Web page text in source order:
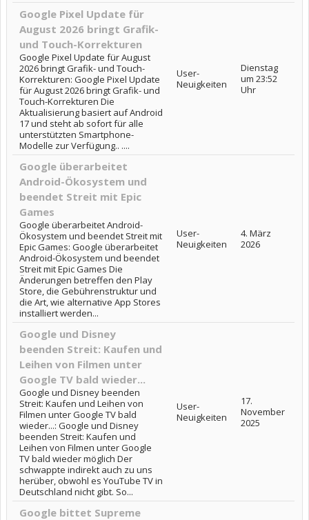
Google Pixel Update für
August 2026 bringt Grafik-
und Touch-Korrekturen
Google Pixel Update für August
2026 bringt Grafik- und Touch-
Korrekturen: Google Pixel Update
für August 2026 bringt Grafik- und
Touch-Korrekturen Die
Aktualisierung basiert auf Android
17 und steht ab sofort für alle
unterstützten Smartphone-
Modelle zur Verfügung.. ....
User-
Neuigkeiten
Dienstag
um 23:52
Uhr
Google überarbeitet
Android-Ökosystem und
beendet Streit mit Epic
Games
Google überarbeitet Android-
Ökosystem und beendet Streit mit
Epic Games: Google überarbeitet
Android-Ökosystem und beendet
Streit mit Epic Games Die
Änderungen betreffen den Play
Store, die Gebührenstruktur und
die Art, wie alternative App Stores
installiert werden...
User-
Neuigkeiten
4. März
2026
Google und Disney
beenden Streit: Kaufen und
Leihen von Filmen unter
Google TV bald wieder...
Google und Disney beenden
Streit: Kaufen und Leihen von
Filmen unter Google TV bald
wieder...: Google und Disney
beenden Streit: Kaufen und
Leihen von Filmen unter Google
TV bald wieder möglich Der
schwappte indirekt auch zu uns
herüber, obwohl es YouTube TV in
Deutschland nicht gibt. So...
User-
Neuigkeiten
17.
November
2025
Google bittet Supreme